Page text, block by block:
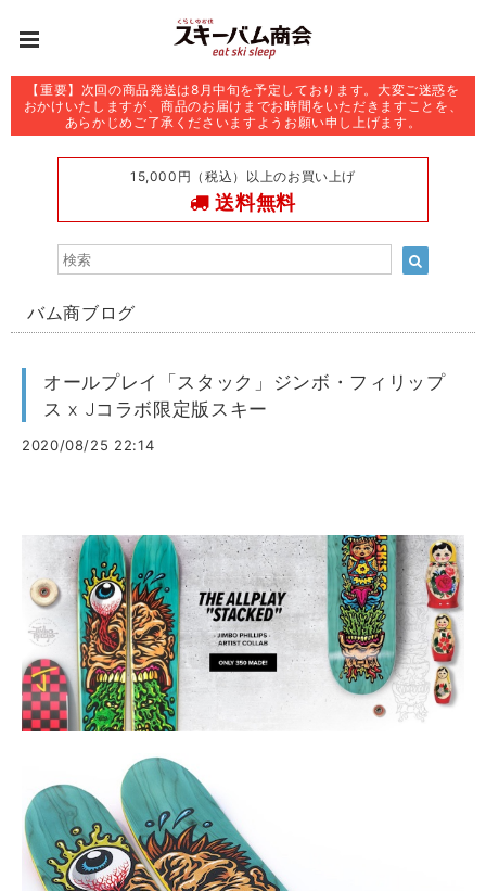
【重要】次回の商品発送は8月中旬を予定しております。大変ご迷惑を
おかけいたしますが、商品のお届けまでお時間をいただきますことを、
あらかじめご了承くださいますようお願い申し上げます。
15,000円（税込）以上のお買い上げ
送料無料
バム商ブログ
オールプレイ「スタック」ジンボ・フィリップ
ス x Jコラボ限定版スキー
2020/08/25 22:14